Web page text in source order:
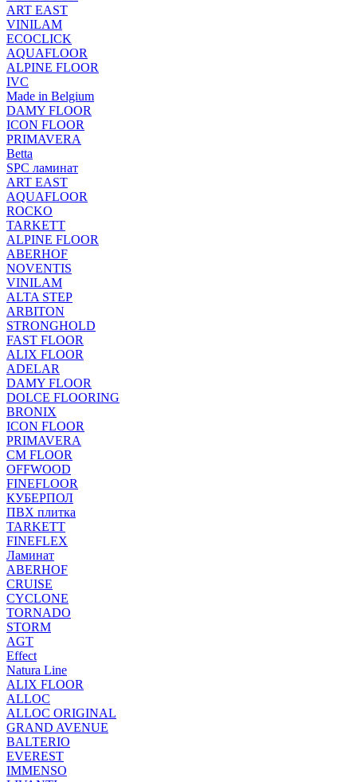
ART EAST
VINILAM
ECOCLICK
AQUAFLOOR
ALPINE FLOOR
IVC
Made in Belgium
DAMY FLOOR
ICON FLOOR
PRIMAVERA
Betta
SPC ламинат
ART EAST
AQUAFLOOR
ROCKO
TARKETT
ALPINE FLOOR
ABERHOF
NOVENTIS
VINILAM
ALTA STEP
ARBITON
STRONGHOLD
FAST FLOOR
ALIX FLOOR
ADELAR
DAMY FLOOR
DOLCE FLOORING
BRONIX
ICON FLOOR
PRIMAVERA
CM FLOOR
OFFWOOD
FINEFLOOR
КУБЕРПОЛ
ПВХ плитка
TARKETT
FINEFLEX
Ламинат
ABERHOF
CRUISE
CYCLONE
TORNADO
STORM
AGT
Effect
Natura Line
ALIX FLOOR
ALLOC
ALLOC ORIGINAL
GRAND AVENUE
BALTERIO
EVEREST
IMMENSO